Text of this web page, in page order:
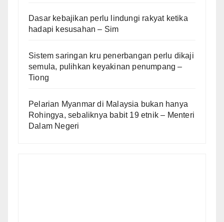
Dasar kebajikan perlu lindungi rakyat ketika
hadapi kesusahan – Sim
Sistem saringan kru penerbangan perlu dikaji
semula, pulihkan keyakinan penumpang –
Tiong
Pelarian Myanmar di Malaysia bukan hanya
Rohingya, sebaliknya babit 19 etnik – Menteri
Dalam Negeri